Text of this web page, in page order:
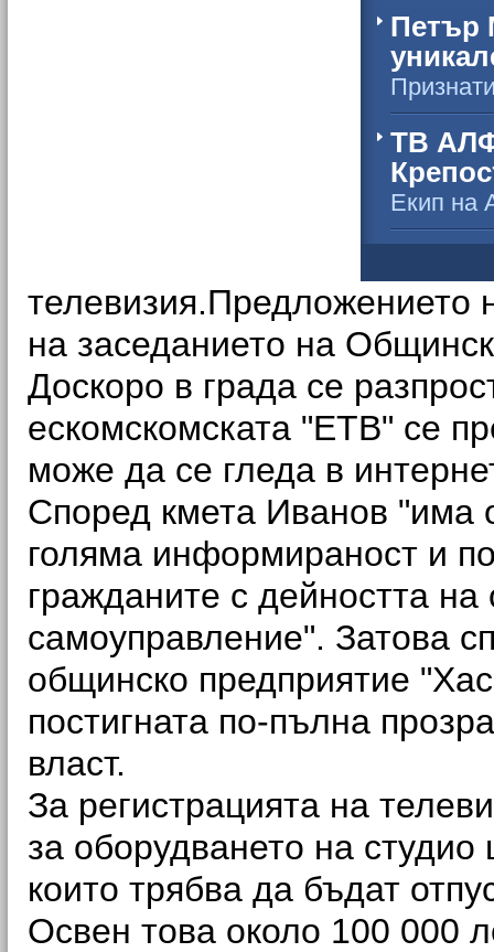
Петър
ТВ
Екип на
на заседанието на
Доскоро в града се
ескомскомската "ЕТВ" се
може да се гледа в
Според кмета Иванов "има
голяма информираност и
гражданите с дейността на
самоуправление". Затова
общинско предприятие
постигната по-пълна
власт.
За регистрацията на
за оборудването на
които трябва да бъдат
Освен това около 100 000